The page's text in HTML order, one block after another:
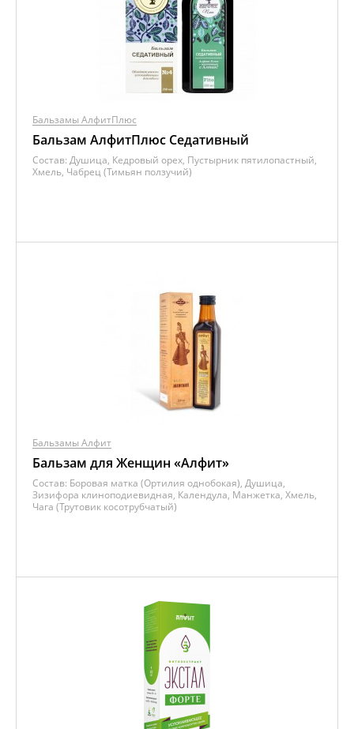
Бальзамы АлфитПлюс
Бальзам АлфитПлюс Седативный
Состав: Душица, Кедровый орех, Пустырник пятилопастный,
Хмель, Чабрец (Тимьян ползучий)
Бальзамы Алфит
Бальзам для Женщин «Алфит»
Состав: Боровая матка (Ортилия однобокая), Душица,
Зизифора клиноподиевидная, Календула, Манжетка, Хмель,
Чага (Трутовик косотрубчатый)